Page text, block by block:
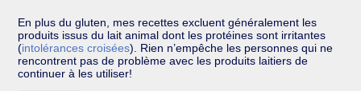
En plus du gluten, mes recettes excluent généralement les
produits issus du lait animal dont les protéines sont irritantes
(intolérances croisées). Rien n’empêche les personnes qui ne
rencontrent pas de problème avec les produits laitiers de
continuer à les utiliser!